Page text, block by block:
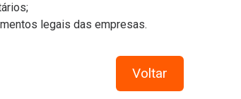
legais das empresas.
Voltar